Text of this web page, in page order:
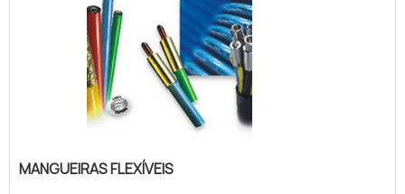
um endurecimento externo muito grande,
contudo, mantém a flexibilidade interna da
anilha, garantindo um funcionamento .
MANGUEIRAS FLEXÍVEIS